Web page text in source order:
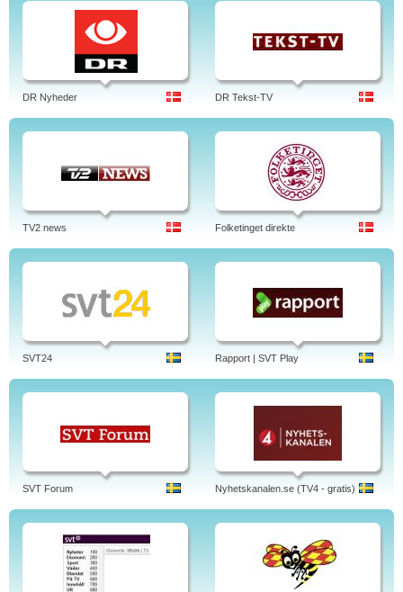
DR Nyheder DR Tekst-TV
TV2 news Folketinget direkte
SVT24 Rapport | SVT Play
SVT Forum Nyhetskanalen.se (TV4 - gratis)